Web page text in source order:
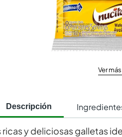
Ver más
Descripción
ricas y deliciosas galletas